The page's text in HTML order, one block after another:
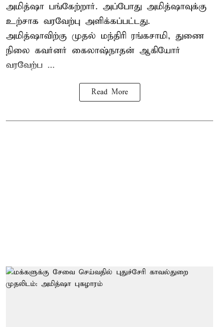
அமித்ஷா பங்கேற்றார். அப்போது அமித்ஷாவுக்கு
உற்சாக வரவேற்பு அளிக்கப்பட்டது.
அமித்ஷாவிற்கு முதல் மந்திரி ரங்கசாமி, துணை
நிலை கவர்னர் கைலாஷ்நாதன் ஆகியோர்
வரவேற்ப ...
Read More